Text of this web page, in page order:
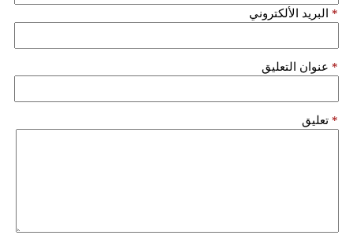
سيارات
البريد الألكتروني *
عنوان التعليق *
تعليق *